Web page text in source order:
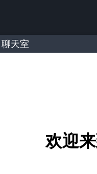
聊天室
欢迎